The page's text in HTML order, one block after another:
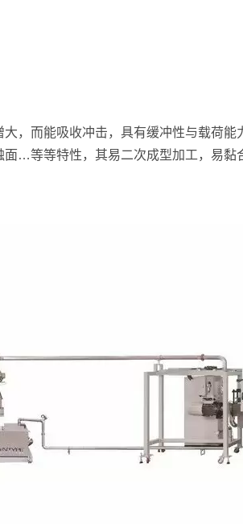
，而能吸收冲击，具有缓冲性与载荷
…等等特性，其易二次成型加工，易